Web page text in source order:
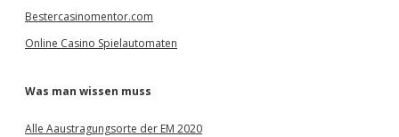
Bestercasinomentor.com
Online Casino Spielautomaten
Was man wissen muss
Alle Aaustragungsorte der EM 2020